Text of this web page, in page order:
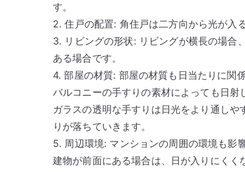
す。
2. 住戸の配置: 角住戸は二方向から光が入
3. リビングの形状: リビングが横長の場合
ある場合です。
4. 部屋の材質: 部屋の材質も日当たりに関
バルコニーの手すりの素材によっても日射
ガラスの透明な手すりは日光をより通し
りが落ちていきます。
5. 周辺環境: マンションの周囲の環境も影
建物が前面にある場合は、日が入りにくく